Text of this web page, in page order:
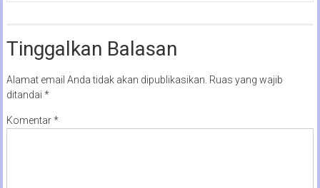
Tinggalkan Balasan
Alamat email Anda tidak akan dipublikasikan. Ruas yang wajib
ditandai *
Komentar*